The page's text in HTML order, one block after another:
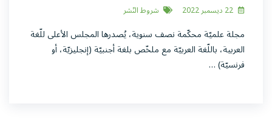
شروط النّشر
مجلة علميّة محكّمة نصف سنوية، يُصدرها المجلس الأعلى للّغة
العربية، باللّغة العربيّة مع ملخّص بلغة أجنبيّة (إنجليزيّة، أو
فرنسيّة) …